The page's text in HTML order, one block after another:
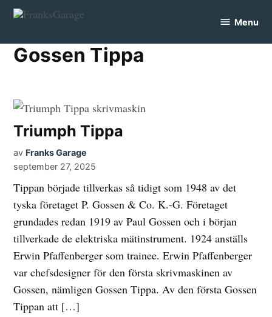
Skip
content
Menu
Gossen Tippa
Triumph Tippa
av Franks Garage
september 27, 2025
Tippan började tillverkas så tidigt som 1948 av det
tyska företaget P. Gossen & Co. K.-G. Företaget
grundades redan 1919 av Paul Gossen och i början
tillverkade de elektriska mätinstrument. 1924 anställs
Erwin Pfaffenberger som trainee. Erwin Pfaffenberger
var chefsdesigner för den första skrivmaskinen av
Gossen, nämligen Gossen Tippa. Av den första Gossen
Tippan att […]